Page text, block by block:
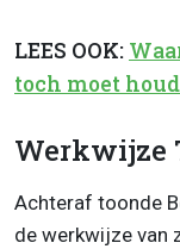
LEES OOK:
toch moet
Werkwijze
Achteraf toonde
de werkwijze van